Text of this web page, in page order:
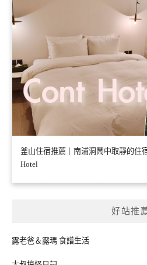
釜山住宿推薦｜南浦洞鬧中取靜的住
Hotel
好站推
露老爸＆露瑪 食譜生活